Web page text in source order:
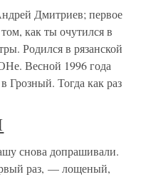
Дмитриев; первое
как ты очутился в
Родился в рязанской
Весной 1996 года
Грозный. Тогда как раз
снова допрашивали.
раз, — лощеный,